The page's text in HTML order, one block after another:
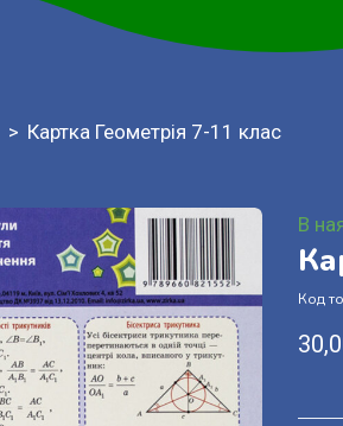
Картка Геометрія 7-11 клас
В
Код